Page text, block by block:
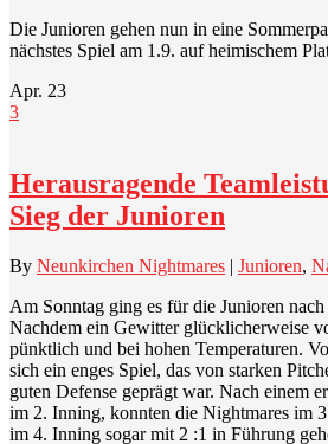
Die Junioren gehen nun in eine
nächstes Spiel am 1.9. auf heimischem
Apr. 23
3
Herausragende
Sieg der Junioren
By Neunkirchen Nightmares | Junioren,
Am Sonntag ging es für die Junioren
Nachdem ein Gewitter glücklicherweise
pünktlich und bei hohen Temperaturen.
sich ein enges Spiel, das von starken
guten Defense geprägt war. Nach einem
im 2. Inning, konnten die Nightmares im
im 4. Inning sogar mit 2 :1 in Führung